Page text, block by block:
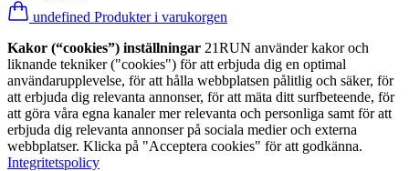
undefined Produkter i varukorgen
Kakor (“cookies”) inställningar 21RUN använder kakor och
liknande tekniker ("cookies") för att erbjuda dig en optimal
användarupplevelse, för att hålla webbplatsen pålitlig och säker, för
att erbjuda dig relevanta annonser, för att mäta ditt surfbeteende, för
att göra våra egna kanaler mer relevanta och personliga samt för att
erbjuda dig relevanta annonser på sociala medier och externa
webbplatser. Klicka på "Acceptera cookies" för att godkänna.
Integritetspolicy